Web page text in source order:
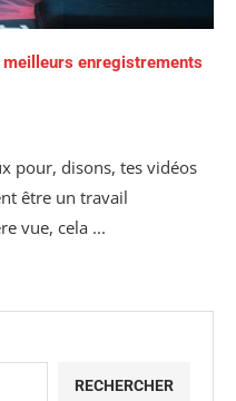
enregistrements
pour, disons, tes vidéos
être un travail
vue, cela ...
RECHERCHER